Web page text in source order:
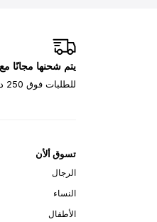
يتم شحنها مجانًا
للطلبات فوق 250 درهم إماراتي
تسوق ألأن
الرجال
النساء
الأطفال